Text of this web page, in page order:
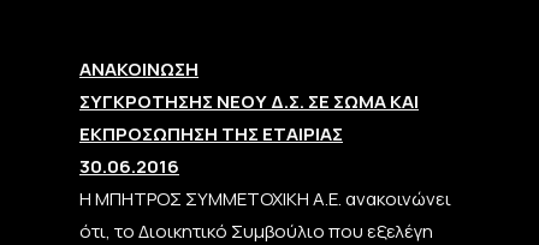
ΑΝΑΚΟΙΝΩΣΗ
ΣΥΓΚΡΟΤΗΣΗΣ ΝΕΟΥ Δ.Σ. ΣΕ ΣΩΜΑ ΚΑΙ
ΕΚΠΡΟΣΩΠΗΣΗ ΤΗΣ ΕΤΑΙΡΙΑΣ
30.06.2016
Η ΜΠΗΤΡΟΣ ΣΥΜΜΕΤΟΧΙΚΗ Α.Ε. ανακοινώνει
ότι, το Διοικητικό Συμβούλιο που εξελέγη